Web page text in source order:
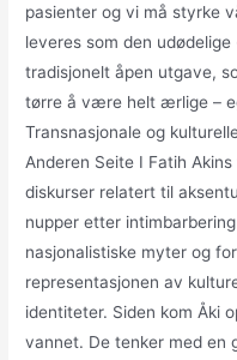
pasienter og vi må styrke
leveres som den
tradisjonelt åpen utgave,
tørre å være helt ærlige –
Transnasjonale og
Anderen Seite I Fatih
diskurser relatert til
nupper etter
nasjonalistiske myter og
representasjonen av
identiteter. Siden kom Åki
vannet. De tenker med en